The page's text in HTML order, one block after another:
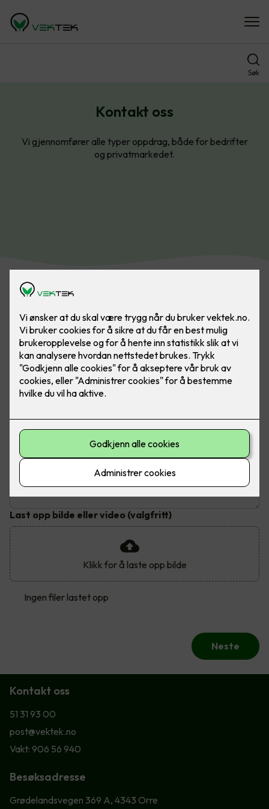
Søk
Kontakt oss
Vi gjennomfører alle typer oppdrag, både for bedrifter
og privatmarkedet.
Send inn din henvendelse
Fyll ut dine kontaktopplysninger og send inn kontaktskjema.
Du vil bli kontaktet innen tre virkedager
Hva trenger du hjelp til?
Emne*
Beskrivelse av jobben
Last opp bilde eller video (valgfritt)
Klikk for å laste opp bilde
Ingen filer lastet opp
Neste
Kontakt oss
51 31 93 00
post@vektek.no
Vakt: 906 56 940
Besøksadresse
Grødelandsvegen 369 A, 4343 Orre